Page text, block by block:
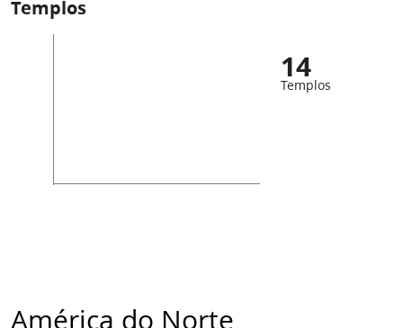
Templos
14
Templos
América do Norte